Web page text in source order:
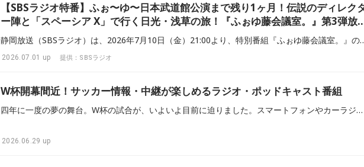
【SBSラジオ特番】ふぉ〜ゆ〜日本武道館公演まで残り1ヶ月！伝説のディレク
ー陣と「スペーシア X」で行く日光・浅草の旅！『ふぉゆ藤会議室。』第3弾放
決定！
静岡放送（SBSラジオ）は、2026年7月10日（金
2026.07.01 up 提供：SBSラジオ
W杯開幕間近！サッカー情報・中継が楽しめるラジオ・ポッドキャスト番組
四年に一度の夢の舞台。W杯の試合が、いよいよ目前に迫りました。スマートフォンやカーラジオで気軽に聴取できるラジオ番組は、サッカーファンにとって有用な情報ツールとなっています。 移動中や作業の合間に、専門的な解説や最新ニュースを得ることで、本番をより充実して迎えられるでしょう。当記事では、サッカー情報が楽しめる番組と、サッカー中継が楽しめる番組をご紹介します。
2026.06.29 up